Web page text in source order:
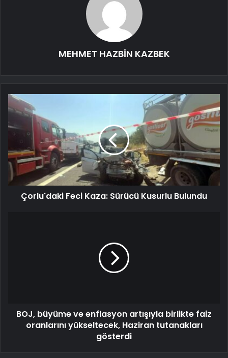
MEHMET HAZBİN KAZBEK
Çorlu'daki Feci Kaza: Sürücü Kusurlu Bulundu
BOJ, büyüme ve enflasyon artışıyla birlikte faiz
oranlarını yükseltecek, Haziran tutanakları
gösterdi